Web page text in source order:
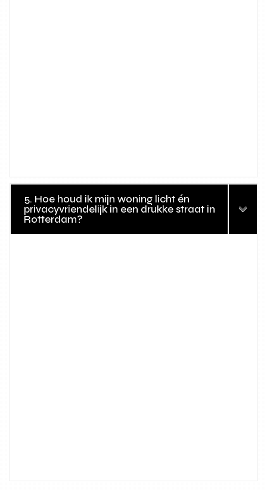
5. Hoe houd ik mijn woning licht én
privacyvriendelijk in een drukke straat in
Rotterdam?